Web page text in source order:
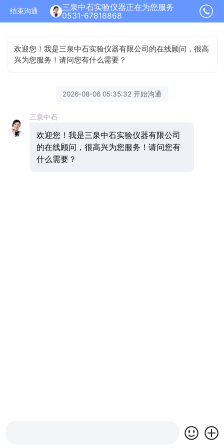
结束沟通
三泉中石实验仪器正在为您服务
0531-67818868
欢迎您！我是三泉中石实验仪器有限公司的在线顾问，很高
兴为您服务！请问您有什么需要？
2026-08-06 05:35:32 开始沟通
三泉中石
欢迎您！我是三泉中石实验仪器有限公司
的在线顾问，很高兴为您服务！请问您有
什么需要？